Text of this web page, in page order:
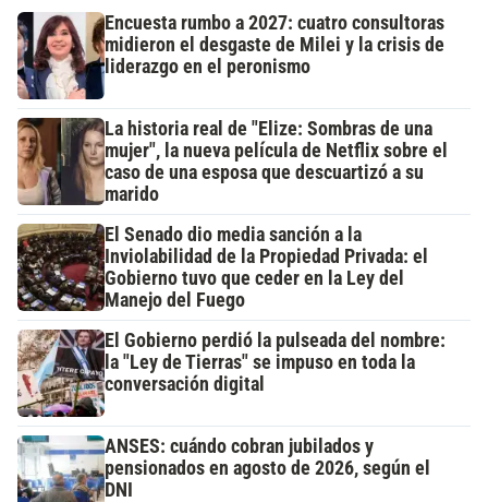
Encuesta rumbo a 2027: cuatro consultoras
midieron el desgaste de Milei y la crisis de
liderazgo en el peronismo
La historia real de "Elize: Sombras de una
mujer", la nueva película de Netflix sobre el
caso de una esposa que descuartizó a su
marido
El Senado dio media sanción a la
Inviolabilidad de la Propiedad Privada: el
Gobierno tuvo que ceder en la Ley del
Manejo del Fuego
El Gobierno perdió la pulseada del nombre:
la "Ley de Tierras" se impuso en toda la
conversación digital
ANSES: cuándo cobran jubilados y
pensionados en agosto de 2026, según el
DNI